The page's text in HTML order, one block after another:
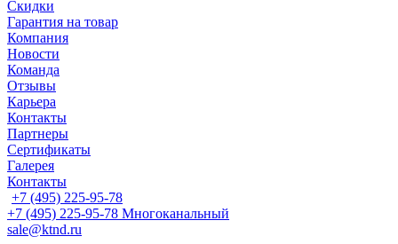
Скидки
Гарантия на товар
Компания
Новости
Команда
Отзывы
Карьера
Контакты
Партнеры
Сертификаты
Галерея
Контакты
+7 (495) 225-95-78
+7 (495) 225-95-78 Многоканальный
sale@ktnd.ru